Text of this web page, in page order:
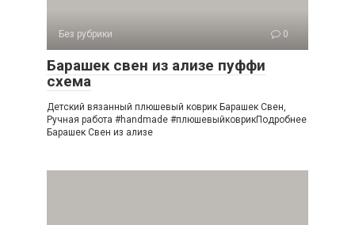
Без рубрики 0
Барашек свен из ализе пуффи
схема
Детский вязанный плюшевый коврик Барашек Свен,
Ручная работа #handmade #плюшевыйковрикПодробнее
Барашек Свен из ализе